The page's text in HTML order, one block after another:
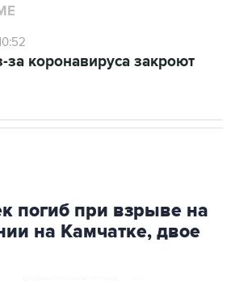
погиб при взрыве на
на Камчатке, двое
INTERFAX.RU - Один